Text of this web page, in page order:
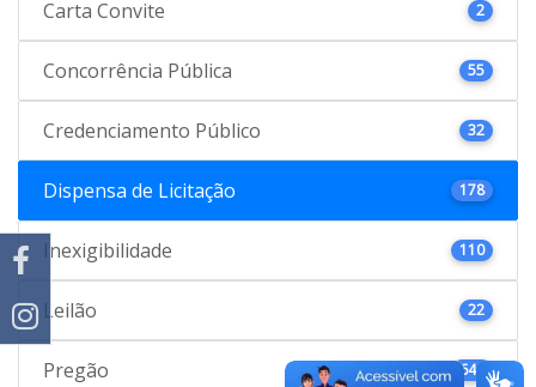
Carta Convite 2
Concorrência Pública 55
Credenciamento Público 32
Dispensa de Licitação 178
Inexigibilidade 110
Leilão 22
Pregão 646